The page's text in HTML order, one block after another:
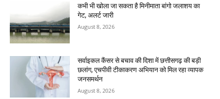
कभी भी खोला जा सकता है मिनीमाता बांगो जलाशय का
गेट, अलर्ट जारी
August 8, 2026
सर्वाइकल कैंसर से बचाव की दिशा में छत्तीसगढ़ की बड़ी
छलांग, एचपीवी टीकाकरण अभियान को मिल रहा व्यापक
जनसमर्थन
August 8, 2026